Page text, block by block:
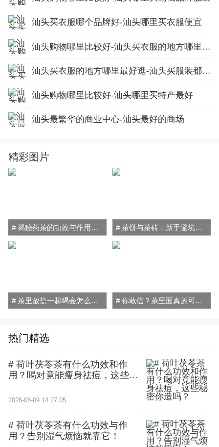
汕头买衣服哪个品牌好-汕头哪里买衣服便宜
汕头购物哪里比较好-汕头买衣服的地方哪里最好逛
汕头买衣服的地方哪里最好逛-汕头买服装都去什么地方
汕头购物哪里比较好-汕头哪里买特产最好
汕头最繁华的商业中心-汕头最好的商场
精彩图片
# 揭秘药茶的功效与作用禁忌：喝对健康加分，喝错小心伤身！ # 茶饼与茶砖：新手避坑指南，轻松搞懂普洱茶的秘密！
# 茶里放盐一起喝会怎么样？小心喝出"健康隐患"！ # 你敢信？茶里面真的可以放盐喝！原因和方法全在这
热门精选
# 荷叶茯苓茶有什么功效和作
用？喝对竟能瘦身祛痘，这些秘
2026-08-09 14:27:05
# 荷叶茯苓茶有什么功效与作
用？告别湿气烦恼就靠它！